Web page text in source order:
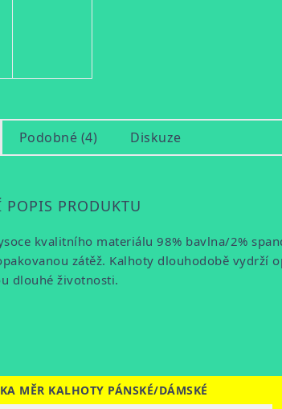
Podobné (4) Diskuze
POPIS PRODUKTU
kvalitního materiálu 98% bavlna/2%
zátěž. Kalhoty dlouhodobě vydrží
dlouhé životnosti.
MĚR KALHOTY PÁNSKÉ/DÁMSKÉ